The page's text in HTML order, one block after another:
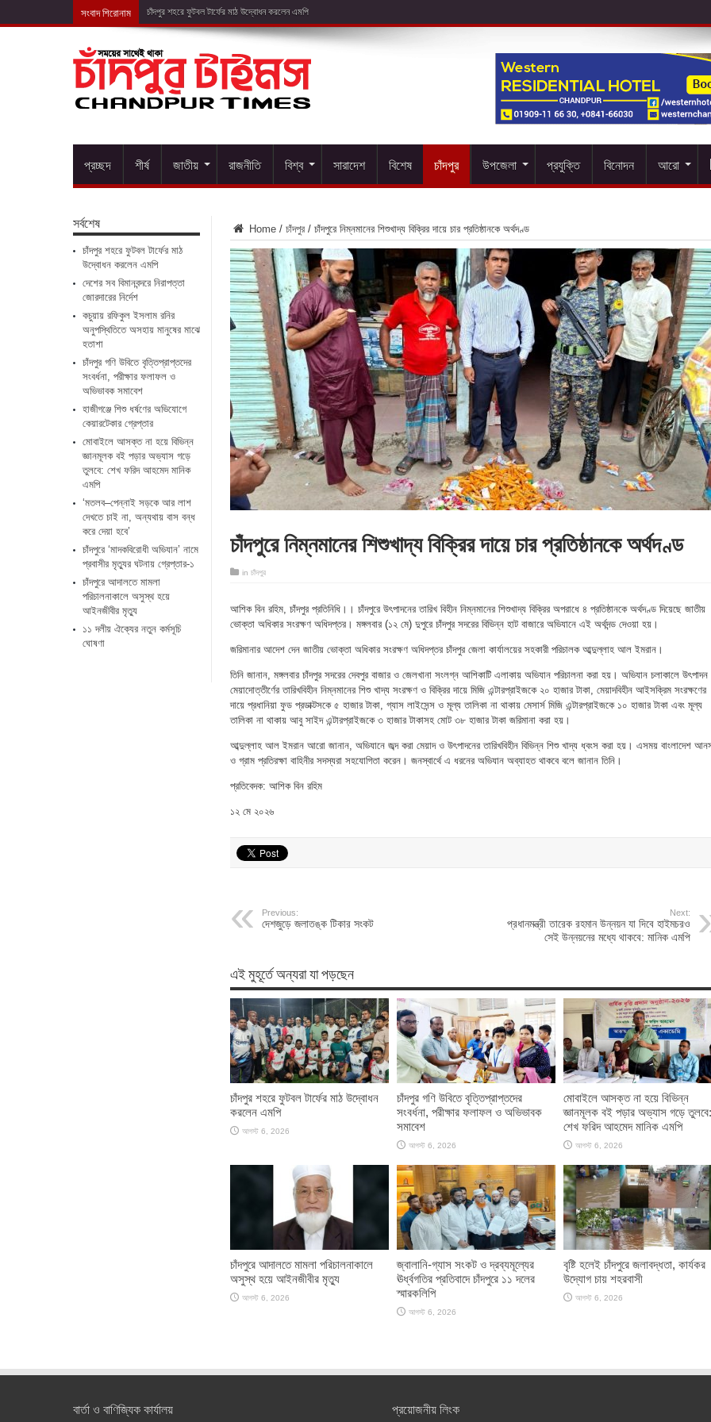
সংবাদ শিরোনাম দে
প্রচ্ছদ শীর্ষ জাতীয় রাজনীতি বিশ্ব সারাদেশ বিশেষ চাঁদপুর উপজেলা প্রযুক্তি বিনোদন আরো
Home / চাঁদপুর / চাঁদপুরে নিম্নমানের শিশুখাদ্য বিক্রির দায়ে চার প্রতিষ্ঠানকে অর্থদণ্ড
চাঁদপুরে নিম্নমানের শিশুখাদ্য বিক্রির দায়ে চার প্রতিষ্ঠানকে অর্থদণ্ড
in চাঁদপুর
আশিক বিন রহিম, চাঁদপুর প্রতিনিধি।। চাঁদপুরে উৎপাদনের তারিখ বিহীন নিম্নমানের শিশুখাদ্য বিক্রির অপরাধে ৪ প্রতিষ্ঠানকে অর্থদণ্ড দিয়েছে জাতীয়
ভোক্তা অধিকার সংরক্ষণ অধিদপ্তর। মঙ্গলবার (১২ মে) দুপুরে চাঁদপুর সদরের বিভিন্ন হাট বাজারে অভিযানে এই অর্থদন্ড দেওয়া হয়।
জরিমানার আদেশ দেন জাতীয় ভোক্তা অধিকার সংরক্ষণ অধিদপ্তর চাঁদপুর জেলা কার্যালয়ের সহকারী পরিচালক আব্দুল্লাহ আল ইমরান।
তিনি জানান, মঙ্গলবার চাঁদপুর সদরের দেবপুর বাজার ও জেলখানা সংলগ্ন আশিকাটি এলাকায় অভিযান পরিচালনা করা হয়। অভিযান চলাকালে
মেয়াদোত্তীর্ণের তারিখবিহীন নিম্নমানের শিশু খাদ্য সংরক্ষণ ও বিক্রির দায়ে মিজি এন্টারপ্রাইজকে ২০ হাজার টাকা, মেয়াদবিহীন আইসক্রিম সংরক্ষণের
দায়ে প্রধানিয়া ফুড প্রডাক্টসকে ৫ হাজার টাকা, গ্যাস লাইসেন্স ও মূল্য তালিকা না থাকায় মেসার্স মিজি এন্টারপ্রাইজকে ১০ হাজার টাকা এবং মূল্য
তালিকা না থাকায় আবু সাইদ এন্টারপ্রাইজকে ৩ হাজার টাকাসহ মোট ৩৮ হাজার টাকা জরিমানা করা হয়।
আব্দুল্লাহ আল ইমরান আরো জানান, অভিযানে জব্দ করা মেয়াদ ও উৎপাদনের তারিখবিহীন বিভিন্ন শিশু খাদ্য ধ্বংস করা হয়। এসময় বাংলাদেশ
ও গ্রাম প্রতিরক্ষা বাহিনীর সদস্যরা সহযোগিতা করেন। জনস্বার্থে এ ধরনের অভিযান অব্যাহত থাকবে বলে জানান তিনি।
প্রতিবেদক: আশিক বিন রহিম
১২ মে ২০২৬
Previous:
দেশজুড়ে জলাতঙ্ক টিকার সংকট
Next:
প্রধানমন্ত্রী তারেক রহমান উন্নয়ন যা দিবে হাইমচরও
সেই উন্নয়নের মধ্যে থাকবে: মানিক এমপি
এই মুহূর্তে অন্যরা যা পড়ছেন
চাঁদপুর শহরে ফুটবল টার্ফের মাঠ উদ্বোধন
করলেন এমপি
আগস্ট 6, 2026
চাঁদপুর গণি উবিতে বৃত্তিপ্রাপ্তদের
সংবর্ধনা, পরীক্ষার ফলাফল ও অভিভাবক
সমাবেশ
আগস্ট 6, 2026
মোবাইলে আসক্ত না হয়ে বিভিন্ন
জ্ঞানমূলক বই পড়ার অভ্যাস গড়ে তুলবে:
শেখ ফরিদ আহমেদ মানিক এমপি
আগস্ট 6, 2026
চাঁদপুরে আদালতে মামলা পরিচালনাকালে
অসুস্থ হয়ে আইনজীবীর মৃত্যু
আগস্ট 6, 2026
জ্বালানি-গ্যাস সংকট ও দ্রব্যমূল্যের
ঊর্ধ্বগতির প্রতিবাদে চাঁদপুরে ১১ দলের
স্মারকলিপি
আগস্ট 6, 2026
বৃষ্টি হলেই চাঁদপুরে জলাবদ্ধতা, কার্যকর
উদ্যোগ চায় শহরবাসী
আগস্ট 6, 2026
সর্বশেষ
চাঁদপুর শহরে ফুটবল টার্ফের মাঠ
উদ্বোধন করলেন এমপি
দেশের সব বিমানবন্দরে নিরাপত্তা
জোরদারের নির্দেশ
কচুয়ায় রফিকুল ইসলাম রনির
অনুপস্থিতিতে অসহায় মানুষের মাঝে
হতাশা
চাঁদপুর গণি উবিতে বৃত্তিপ্রাপ্তদের
সংবর্ধনা, পরীক্ষার ফলাফল ও
অভিভাবক সমাবেশ
হাজীগঞ্জে শিশু ধর্ষণের অভিযোগে
কেয়ারটেকার গ্রেপ্তার
মোবাইলে আসক্ত না হয়ে বিভিন্ন
জ্ঞানমূলক বই পড়ার অভ্যাস গড়ে
তুলবে: শেখ ফরিদ আহমেদ মানিক
এমপি
‘মতলব–পেন্নাই সড়কে আর লাশ
দেখতে চাই না, অন্যথায় বাস বন্ধ
করে দেয়া হবে’
চাঁদপুরে ‘মাদকবিরোধী অভিযান’ নামে
প্রবাসীর মৃত্যুর ঘটনায় গ্রেপ্তার-১
চাঁদপুরে আদালতে মামলা
পরিচালনাকালে অসুস্থ হয়ে
আইনজীবীর মৃত্যু
১১ দলীয় ঐক্যের নতুন কর্মসূচি
ঘোষণা
বার্তা ও বাণিজ্যিক কার্যালয় প্রয়োজনীয় লিংক